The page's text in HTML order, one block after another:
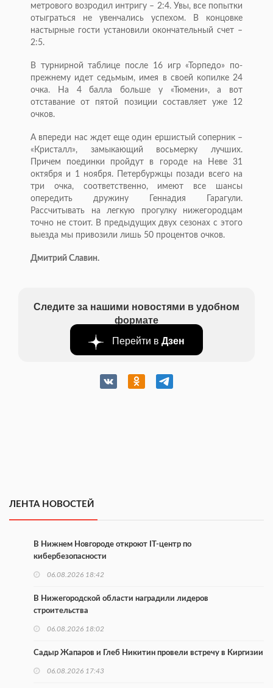
метрового возродил интригу – 2:4. Увы, все попытки
отыграться не увенчались успехом. В концовке
настырные гости установили окончательный счет –
2:5.
В турнирной таблице после 16 игр «Торпедо» по-
прежнему идет седьмым, имея в своей копилке 24
очка. На 4 балла больше у «Тюмени», а вот
отставание от пятой позиции составляет уже 12
очков.
А впереди нас ждет еще один ершистый соперник –
«Кристалл», замыкающий восьмерку лучших.
Причем поединки пройдут в городе на Неве 31
октября и 1 ноября. Петербуржцы позади всего на
три очка, соответственно, имеют все шансы
опередить дружину Геннадия Гарагули.
Рассчитывать на легкую прогулку нижегородцам
точно не стоит. В предыдущих двух сезонах с этого
выезда мы привозили лишь 50 процентов очков.
Дмитрий Славин.
Следите за нашими новостями в удобном
формате
Перейти в Дзен
ЛЕНТА НОВОСТЕЙ
В Нижнем Новгороде откроют IT-центр по
кибербезопасности
06.08.2026 18:42
В Нижегородской области наградили лидеров
строительства
06.08.2026 18:02
Садыр Жапаров и Глеб Никитин провели встречу в Киргизии
06.08.2026 17:43